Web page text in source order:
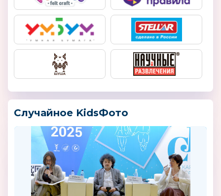
Случайное KidsФото